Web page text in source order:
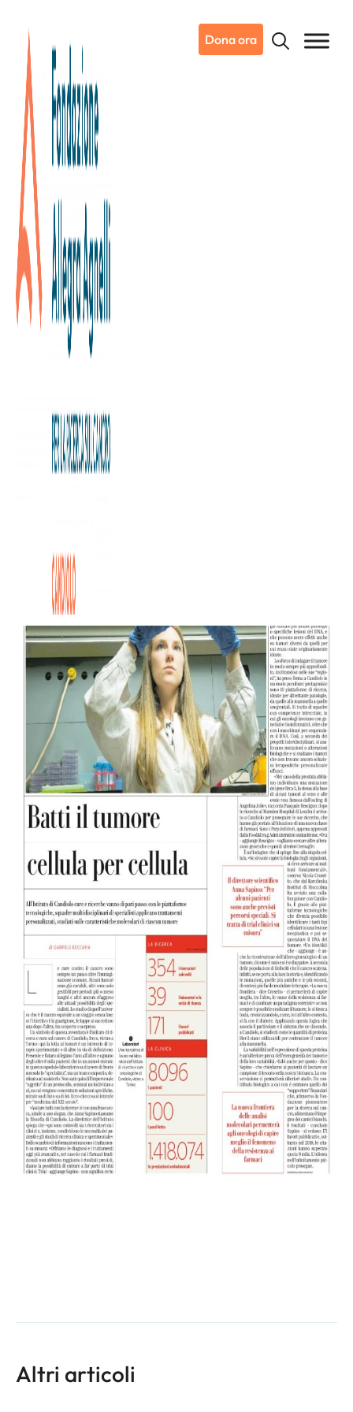
Dona ora
26/11/2020
Dicono di noi
Batti il tumore, cellula per
cellula
All’Istituto di Candiolo cure e ricerche vanno di pari passo:
sulle caratteristiche molecolari di ciascun tumore.
E’ possibile leggere l’articolo completo su “Salute”, il
mensile di Scienza del quotidiano La Stampa disponibile in
edicola da questa mattina.
Altri articoli